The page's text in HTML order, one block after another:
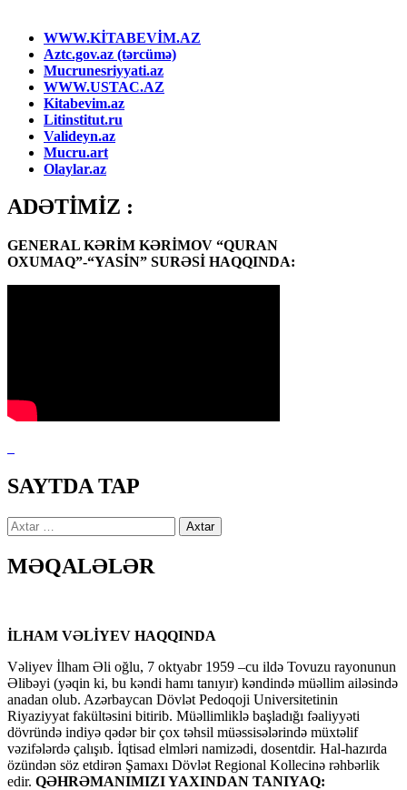
WWW.KİTABEVİM.AZ
Aztc.gov.az (tərcümə)
Mucrunesriyyati.az
WWW.USTAC.AZ
Kitabevim.az
Litinstitut.ru
Valideyn.az
Mucru.art
Olaylar.az
ADƏTİMİZ :
GENERAL KƏRİM KƏRİMOV “QURAN
OXUMAQ”-“YASİN” SURƏSİ HAQQINDA:
SAYTDA TAP
Axtarış:
MƏQALƏLƏR
İLHAM VƏLİYEV HAQQINDA
Vəliyev İlham Əli oğlu, 7 oktyabr 1959 –cu ildə Tovuzu rayonunun
Əlibəyi (yəqin ki, bu kəndi hamı tanıyır) kəndində müəllim ailəsində
anadan olub. Azərbaycan Dövlət Pedoqoji Universitetinin
Riyaziyyat fakültəsini bitirib. Müəllimliklə başladığı fəaliyyəti
dövründə indiyə qədər bir çox təhsil müəssisələrində müxtəlif
vəzifələrdə çalışıb. İqtisad elmləri namizədi, dosentdir. Hal-hazırda
özündən söz etdirən Şamaxı Dövlət Regional Kollecinə rəhbərlik
edir. QƏHRƏMANIMIZI YAXINDAN TANIYAQ: